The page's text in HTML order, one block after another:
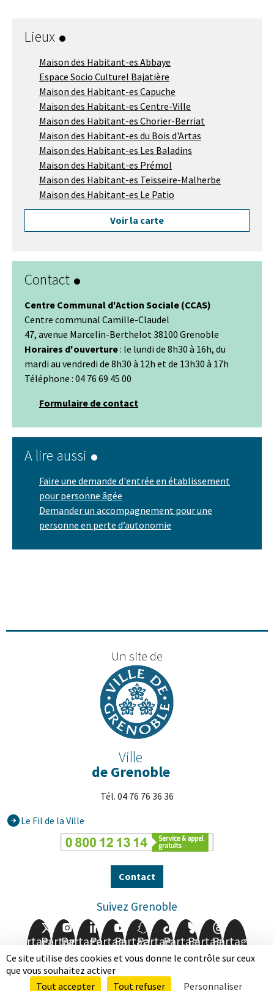
Ce site utilise des cookies et vous donne le contrôle sur ceux
que vous souhaitez activer
Tout accepter
Tout refuser Personnaliser
Lieux
Maison des Habitant-es Abbaye
Espace Socio Culturel Bajatière
Maison des Habitant-es Capuche
Maison des Habitant-es Centre-Ville
Maison des Habitant-es Chorier-Berriat
Maison des Habitant-es du Bois d'Artas
Maison des Habitant-es Les Baladins
Maison des Habitant-es Prémol
Maison des Habitant-es Teisseire-Malherbe
Maison des Habitant-es Le Patio
Voir la carte
Contact
Centre Communal d'Action Sociale (CCAS)
Centre communal Camille-Claudel
47, avenue Marcelin-Berthelot 38100 Grenoble
Horaires d'ouverture: le lundi de 8h30 à 16h, du
mardi au vendredi de 8h30 à 12h et de 13h30 à 17h
Téléphone : 04 76 69 45 00
Formulaire de contact
A lire aussi
Faire une demande d'entrée en établissement
pour personne âgée
Demander un accompagnement pour une
personne en perte d’autonomie
Un site de
Ville
de Grenoble
Tél. 04 76 76 36 36
Le Fil de la Ville
Contact
Suivez Grenoble
Partager
sur
Facebook
Partager
sur
Twitter
Partager
sur
Instagram
Partager
sur
LinkedIn
Partager
sur
Youtube
Partager
sur
Partager
sur
Partager
sur
Partager
sur